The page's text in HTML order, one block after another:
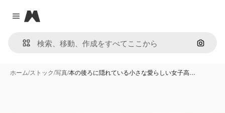
Close menu
Magnific
画像で
ホーム/ストック/写真/本の後ろに隠れている小さな愛らしい女子高…